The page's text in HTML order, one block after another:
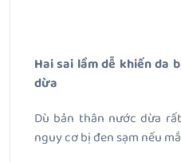
Hai sai lầm dễ khiến da
dừa
Dù bản thân nước dừa
nguy cơ bị đen sạm nếu